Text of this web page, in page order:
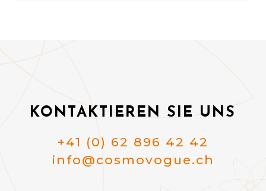
KONTAKTIEREN SIE UNS
+41 (0) 62 896 42 42
info@cosmovogue.ch